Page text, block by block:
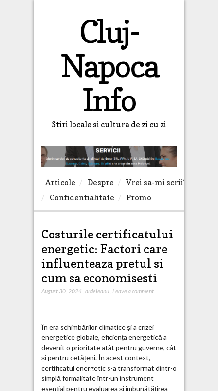
Cluj-
Napoca
Info
Stiri locale si cultura de zi cu zi
Articole Despre
Vrei sa-mi scrii?
Confidentialitate
Promo
Costurile certificatului
energetic: Factori care
influenteaza pretul si
cum sa economisesti
August 30, 2024, ardeleanu, Leave a comment
În era schimbărilor climatice și a crizei
energetice globale, eficiența energetică a
devenit o prioritate atât pentru guverne, cât
și pentru cetățeni. În acest context,
certificatul energetic s-a transformat dintr-o
simplă formalitate într-un instrument
esențial pentru evaluarea și îmbunătățirea